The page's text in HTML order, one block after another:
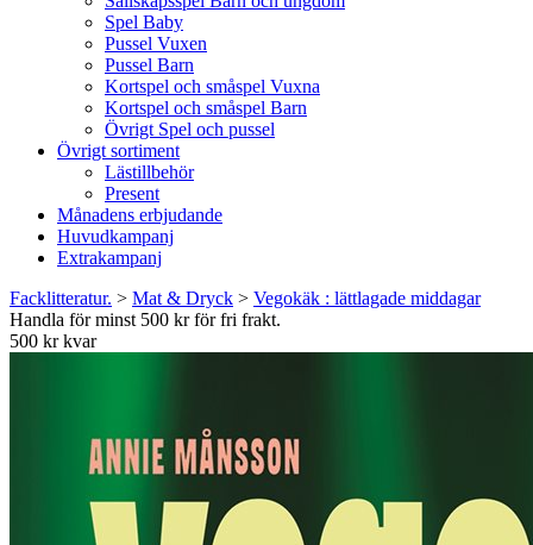
Spel Baby
Pussel Vuxen
Pussel Barn
Kortspel och småspel Vuxna
Kortspel och småspel Barn
Övrigt Spel och pussel
Övrigt sortiment
Lästillbehör
Present
Månadens erbjudande
Huvudkampanj
Extrakampanj
Facklitteratur. > Mat & Dryck > Vegokäk : lättlagade middagar
Handla för minst 500 kr för fri frakt.
500 kr kvar